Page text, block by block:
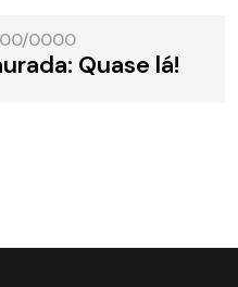
0000
Quase lá!